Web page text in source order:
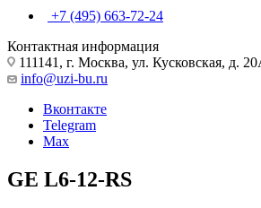
+7 (495) 663-72-24
Контактная информация
111141, г. Москва, ул. Кусковская, д.
info@uzi-bu.ru
Вконтакте
Telegram
Max
GE L6-12-RS